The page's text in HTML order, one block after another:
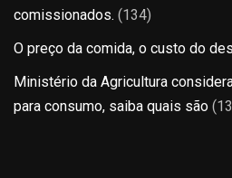
comissionados. (134)
O preço da comida, o custo do
Ministério da Agricultura
para consumo, saiba quais são